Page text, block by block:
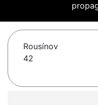
Rousínov
42